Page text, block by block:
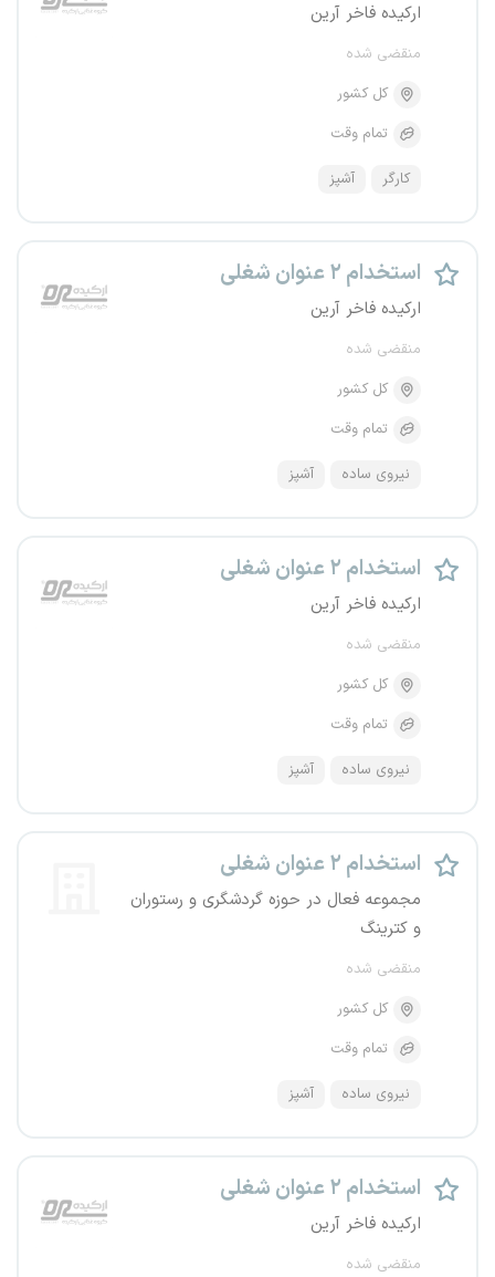
ارکیده فاخر آرین
منقضی شده
کل کشور
تمام وقت
کارگر آشپز
استخدام ۲ عنوان شغلی
ارکیده فاخر آرین
منقضی شده
کل کشور
تمام وقت
نیروی ساده آشپز
استخدام ۲ عنوان شغلی
ارکیده فاخر آرین
منقضی شده
کل کشور
تمام وقت
نیروی ساده آشپز
استخدام ۲ عنوان شغلی
مجموعه فعال در حوزه گردشگری و رستوران
و کترینگ
منقضی شده
کل کشور
تمام وقت
نیروی ساده آشپز
استخدام ۲ عنوان شغلی
ارکیده فاخر آرین
منقضی شده